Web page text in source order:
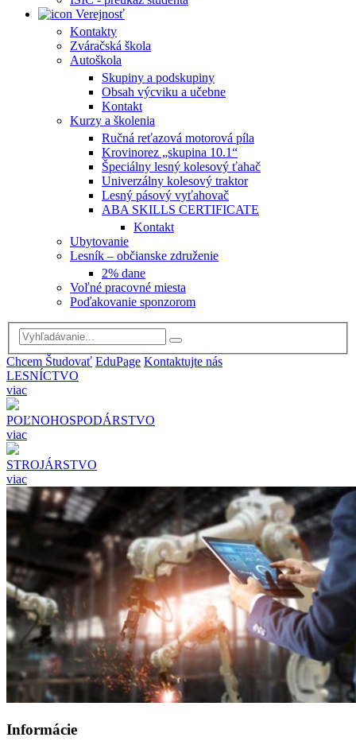
Verejnosť
Kontakty
Zváračská škola
Autoškola
Skupiny a podskupiny
Obsah výcviku a učebne
Kontakt
Kurzy a školenia
Ručná reťazová motorová píla
Krovinorez „skupina 10.1“
Špeciálny lesný kolesový ťahač
Univerzálny kolesový traktor
Lesný pásový vyťahovač
ABA SKILLS CERTIFICATE
Kontakt
Ubytovanie
Lesník – občianske združenie
2% dane
Voľné pracovné miesta
Poďakovanie sponzorom
Chcem Študovať EduPage Kontaktujte nás
LESNÍCTVO
viac
POĽNOHOSPODÁRSTVO
viac
STROJÁRSTVO
viac
Informácie